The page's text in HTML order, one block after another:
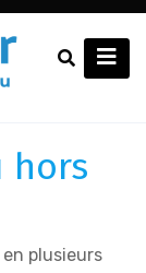
hors
plusieurs